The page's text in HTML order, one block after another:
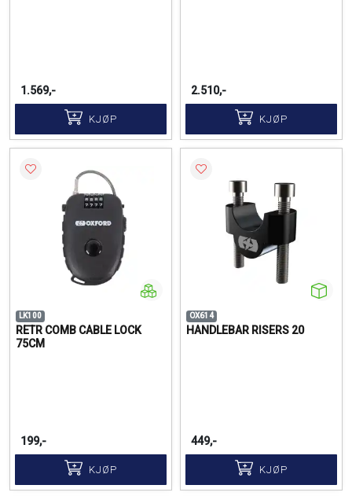
1.569,-
KJØP
2.510,-
KJØP
LK100
RETR COMB CABLE LOCK
75CM
199,-
KJØP
OX614
HANDLEBAR RISERS 20
449,-
KJØP